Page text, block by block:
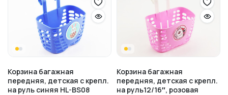
Корзина багажная
передняя, детская с крепл.
на руль синяя HL-BS08
Корзина багажная
передняя, детская с крепл.
на руль12/16″, розовая